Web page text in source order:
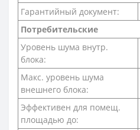
Гарантийный документ:
Потребительские
Уровень шума внутр.
блока:
Макс. уровень шума
внешнего блока:
Эффективен для помещ.
площадью до: